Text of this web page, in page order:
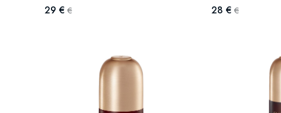
29 € € 28 € €